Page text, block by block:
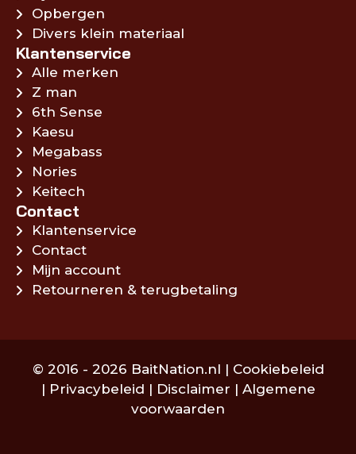
Opbergen
Divers klein materiaal
Klantenservice
Alle merken
Z man
6th Sense
Kaesu
Megabass
Nories
Keitech
Contact
Klantenservice
Contact
Mijn account
Retourneren & terugbetaling
© 2016 - 2026 BaitNation.nl | Cookiebeleid
| Privacybeleid | Disclaimer | Algemene
voorwaarden